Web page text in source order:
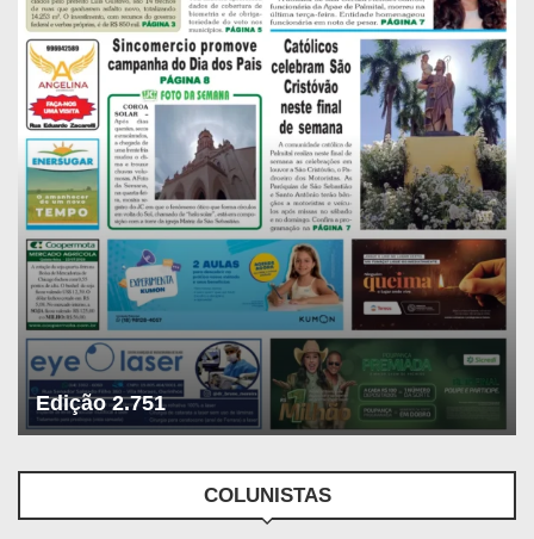
Edição 2.751
COLUNISTAS